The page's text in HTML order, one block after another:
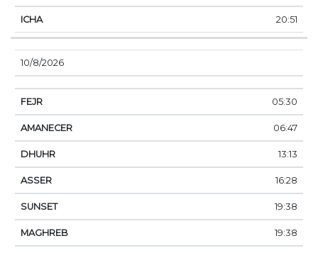
20:51
10/8/2026
05:30
06:47
13:13
16:28
19:38
19:38